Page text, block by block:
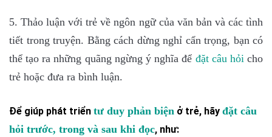
5. Thảo luận với trẻ về ngôn ngữ của văn bản và các tình
tiết trong truyện. Bằng cách dừng nghỉ cẩn trọng, bạn có
thể tạo ra những quãng ngừng ý nghĩa để đặt câuhỏicho
trẻ hoặc đưa ra bình luận.
Để giúp phát triển tư duy phản biện ở trẻ, hãy đặt câu
hỏi trước, trong và sau khi đọc, như: